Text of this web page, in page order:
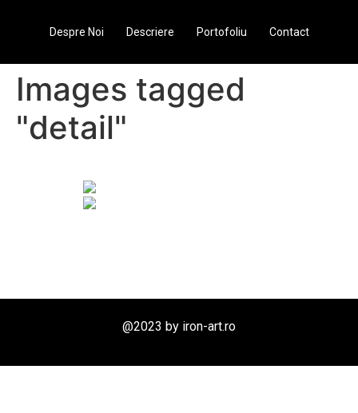
Despre Noi Descriere Portofoliu Contact
Images tagged
"detail"
@2023 by iron-art.ro